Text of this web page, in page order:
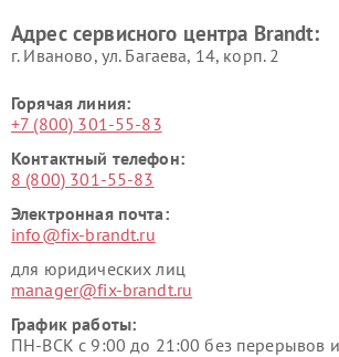
Адрес сервисного центра Brandt:
г. Иваново, ул. Багаева, 14, корп. 2
Горячая линия:
+7 (800) 301-55-83
Контактный телефон:
8 (800) 301-55-83
Электронная почта:
info@fix-brandt.ru
для юридических лиц
manager@fix-brandt.ru
График работы:
ПН-ВСК с 9:00 до 21:00 без перерывов